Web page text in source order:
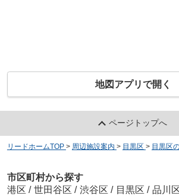
地図アプリで開く
ページトップへ
リードホームTOP > 周辺施設案内 > 目黒区 > 目黒区
市区町村から探す
港区 / 世田谷区 / 渋谷区 / 目黒区 / 品川